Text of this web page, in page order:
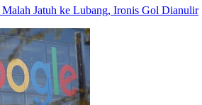
Jatuh ke Lubang, Ironis Gol Dianulir